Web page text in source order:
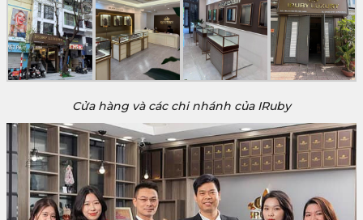
Cửa hàng và các chi nhánh của IRuby